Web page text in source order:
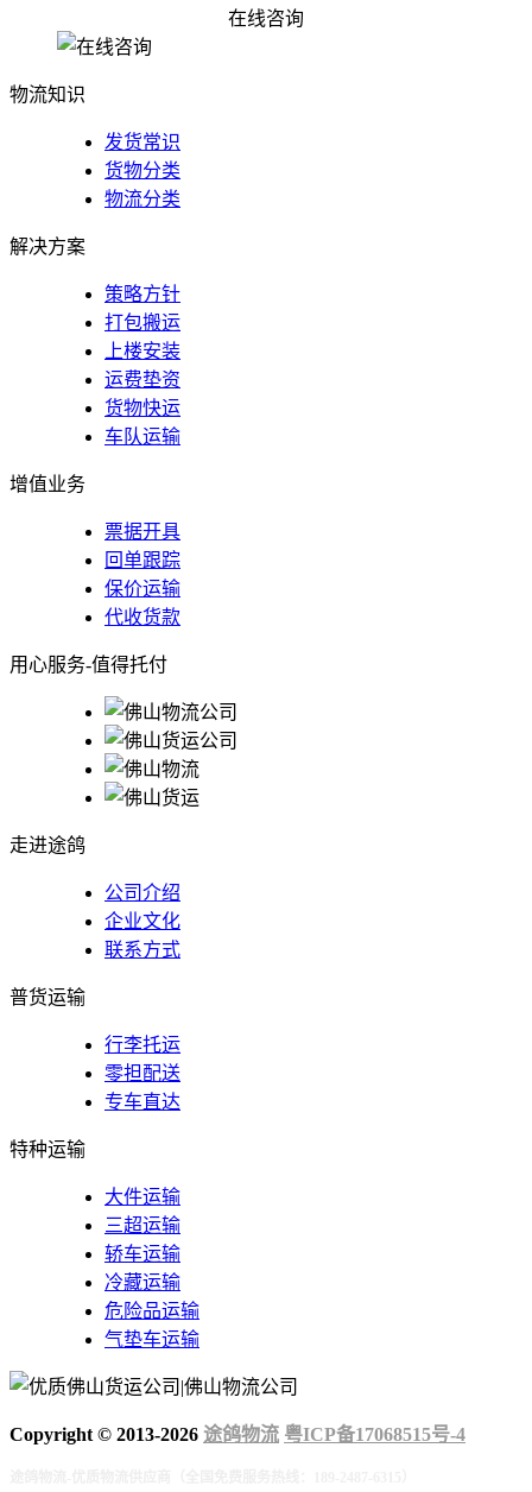
在线咨询
物流知识
发货常识
货物分类
物流分类
解决方案
策略方针
打包搬运
上楼安装
运费垫资
货物快运
车队运输
增值业务
票据开具
回单跟踪
保价运输
代收货款
用心服务-值得托付
走进途鸽
公司介绍
企业文化
联系方式
普货运输
行李托运
零担配送
专车直达
特种运输
大件运输
三超运输
轿车运输
冷藏运输
危险品运输
气垫车运输
Copyright © 2013-2026 途鸽物流 粤ICP备17068515号-4